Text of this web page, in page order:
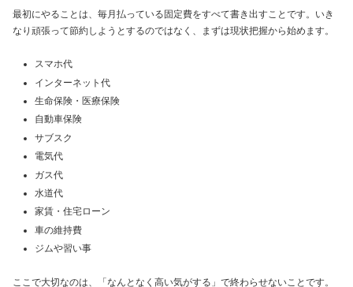
最初にやることは、毎月払っている固定費をすべて書き出すことです。いき
なり頑張って節約しようとするのではなく、まずは現状把握から始めます。
スマホ代
インターネット代
生命保険・医療保険
自動車保険
サブスク
電気代
ガス代
水道代
家賃・住宅ローン
車の維持費
ジムや習い事
ここで大切なのは、「なんとなく高い気がする」で終わらせないことです。